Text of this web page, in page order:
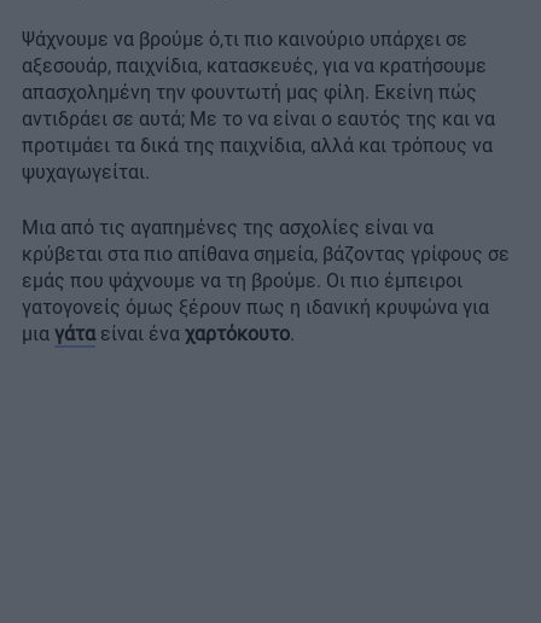
Ψάχνουμε να βρούμε ό,τι πιο καινούριο υπάρχει σε
αξεσουάρ, παιχνίδια, κατασκευές, για να κρατήσουμε
απασχολημένη την φουντωτή μας φίλη. Εκείνη πώς
αντιδράει σε αυτά; Με το να είναι ο εαυτός της και να
προτιμάει τα δικά της παιχνίδια, αλλά και τρόπους να
ψυχαγωγείται.
Μια από τις αγαπημένες της ασχολίες είναι να
κρύβεται στα πιο απίθανα σημεία, βάζοντας γρίφους σε
εμάς που ψάχνουμε να τη βρούμε. Οι πιο έμπειροι
γατογονείς όμως ξέρουν πως η ιδανική κρυψώνα για
μια γάταείναι ένα χαρτόκουτο.